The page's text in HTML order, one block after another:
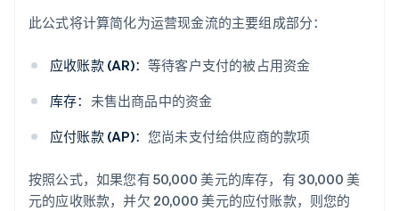
此公式将计算简化为运营现金流的主要组成部分：
应收账款 (AR)： 等待客户支付的被占用资金
库存： 未售出商品中的资金
应付账款 (AP)： 您尚未支付给供应商的款项
按照公式，如果您有 50,000 美元的库存，有 30,000 美
元的应收账款，并欠 20,000 美元的应付账款，则您的